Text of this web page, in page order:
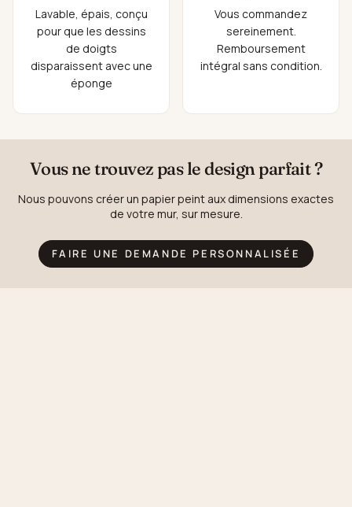
Lavable, épais, conçu
pour que les dessins
de doigts
disparaissent avec une
éponge
Vous commandez
sereinement.
Remboursement
intégral sans condition.
Vous ne trouvez pas le design parfait ?
Nous pouvons créer un papier peint aux dimensions exactes
de votre mur, sur mesure.
FAIRE UNE DEMANDE PERSONNALISÉE